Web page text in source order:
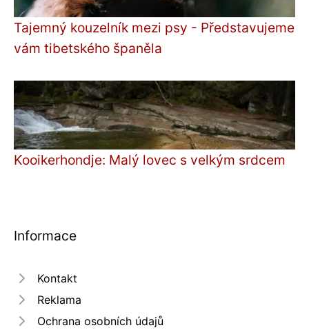
Tajemný kouzelník mezi psy - Představujeme
vám tibetského španěla
Kooikerhondje: Malý lovec s velkým srdcem
Informace
Kontakt
Reklama
Ochrana osobních údajů